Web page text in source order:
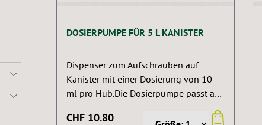
DOSIERPUMPE FÜR 5 L KANISTER
Dispenser zum Aufschrauben auf
Kanister mit einer Dosierung von 10
ml pro Hub.Die Dosierpumpe passt auf
CHF 10.80